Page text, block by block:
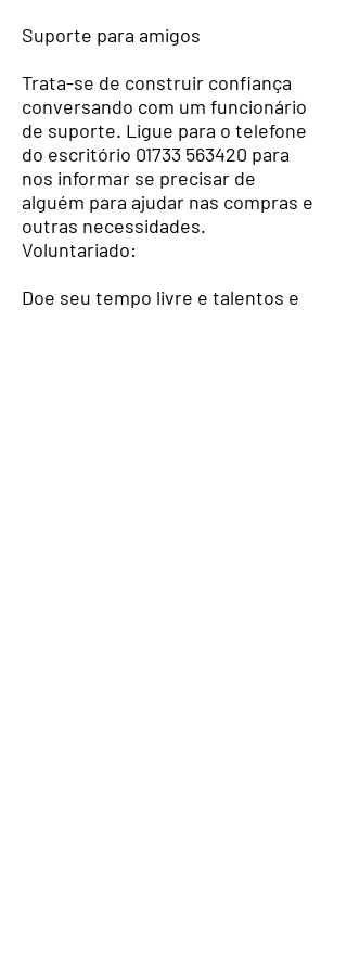
Suporte para amigos
Trata-se de construir confiança
conversando com um funcionário
de suporte. Ligue para o telefone
do escritório 01733 563420 para
nos informar se precisar de
alguém para ajudar nas compras e
outras necessidades.
Voluntariado:
Doe seu tempo livre e talentos e